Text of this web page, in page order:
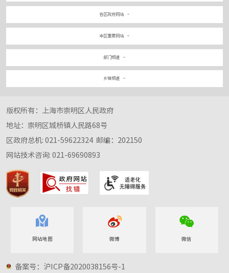
各区政府网站
本区重要网站
部门频道
乡镇频道
版权所有：上海市崇明区人民政府
地址：崇明区城桥镇人民路68号
区政府总机: 021-59622324 邮编：202150
网站技术咨询: 021-69690893
网站地图 微博 微信
备案号：沪ICP备2020038156号-1